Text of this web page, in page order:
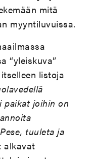
mitä
myyntiluvuissa.
“yleiskuva”
listoja
paikat joihin on
tuuleta ja